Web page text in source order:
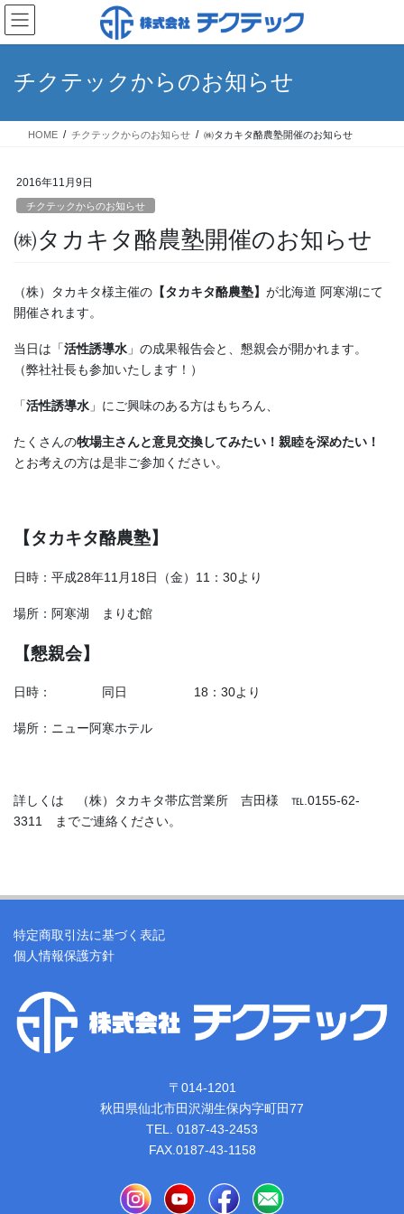
コ
ン
テ
ス
ナ
ビ
ゲ
ン
チクテックからのお知らせ
HOME チクテックからのお知らせ ㈱タカキタ酪農塾開催のお知らせ
2016年11月9日
チクテックからのお知らせ
㈱タカキタ酪農塾開催のお知らせ
（株）タカキタ様主催の 【タカキタ酪農塾】 が北海道 阿寒湖にて
開催されます。
当日は「活性誘導水 」の成果報告会と、懇親会が開かれます。
（弊社社長も参加いたします！）
「活性誘導水 」にご興味のある方はもちろん、
たくさんの牧場主さんと意見交換してみたい！親睦を深めたい！
とお考えの方は是非ご参加ください。
【タカキタ酪農塾】
日時：平成28年11月18日（金）11：30より
場所：阿寒湖 まりむ館
【懇親会】
日時： 同日 18：30より
場所：ニュー阿寒ホテル
詳しくは （株）タカキタ帯広営業所 吉田様 ℡.0155-62-
3311 までご連絡ください。
特定商取引法に基づく表記
個人情報保護方針
〒014-1201
秋田県仙北市田沢湖生保内字町田77
TEL. 0187-43-2453
FAX.0187-43-1158